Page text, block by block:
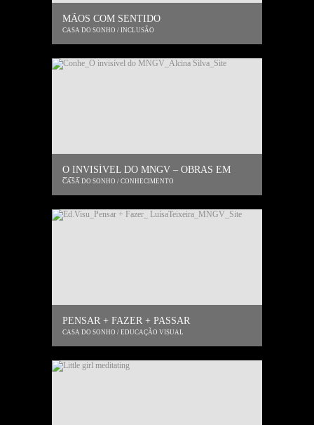
MÃOS COM SENTIDO
CASA DO SONHO / INCLUSÃO
O INVISÍVEL DO MNGV – OBRAS EM
RES...
CASA DO SONHO / CONHECIMENTO
PENSAR + FAZER + PASSAR
CASA DO SONHO / EDUCAÇÃO VISUAL